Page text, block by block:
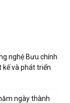
nghệ Bưu chính
và phát triển
ngày thành